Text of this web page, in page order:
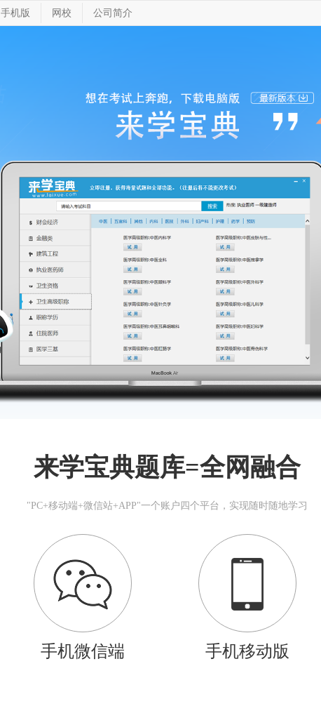
手机版 网校 公司简介
来学宝典题库=全网融合
"PC+移动端+微信站+APP"一个账户四个平台，实现随时随地学习
手机微信端 手机移动版